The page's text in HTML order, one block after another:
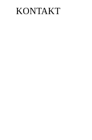
KONTAKT